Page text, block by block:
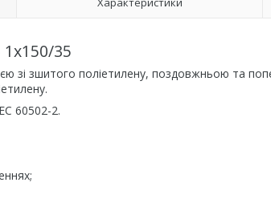
35
зі зшитого поліетилену, поздовжньою та
60502-2.